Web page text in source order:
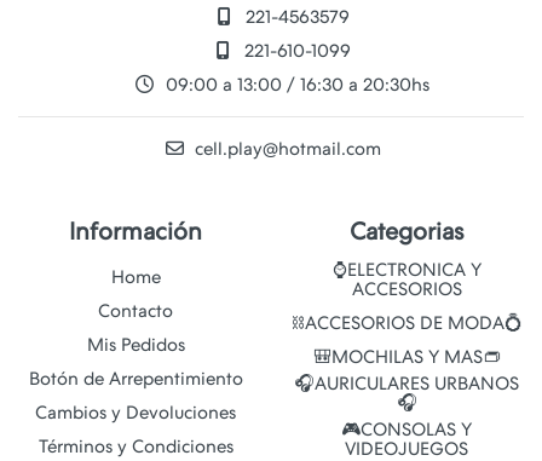
221-4563579
221-610-1099
09:00 a 13:00 / 16:30 a 20:30hs
cell.play@hotmail.com
Información
Home
Contacto
Mis Pedidos
Botón de Arrepentimiento
Cambios y Devoluciones
Términos y Condiciones
Categorias
⌚ELECTRONICA Y
ACCESORIOS
⛓️ACCESORIOS DE MODA💍
🎒MOCHILAS Y MAS👝
🎧AURICULARES URBANOS
🎧
🎮CONSOLAS Y
VIDEOJUEGOS